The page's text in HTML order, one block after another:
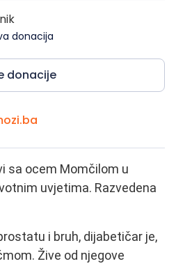
donacija
donacije
sa ocem Momčilom u
uvjetima. Razvedena
i bruh, dijabetičar je,
Žive od njegove